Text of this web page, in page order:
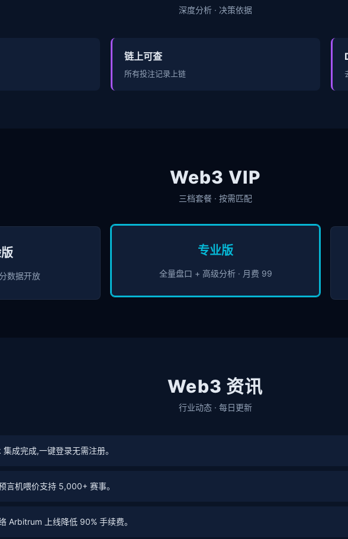
深度分析 · 决策依据
链上可查
所有投注记录上链
Web3 VIP
三档套餐 · 按需匹配
数据开放
专业版
全量盘口 + 高级分析 · 月费 99
Web3 资讯
行业动态 · 每日更新
成完成,一键登录无需注册。
言机喂价支持 5,000+ 赛事。
Arbitrum 上线降低 90% 手续费。